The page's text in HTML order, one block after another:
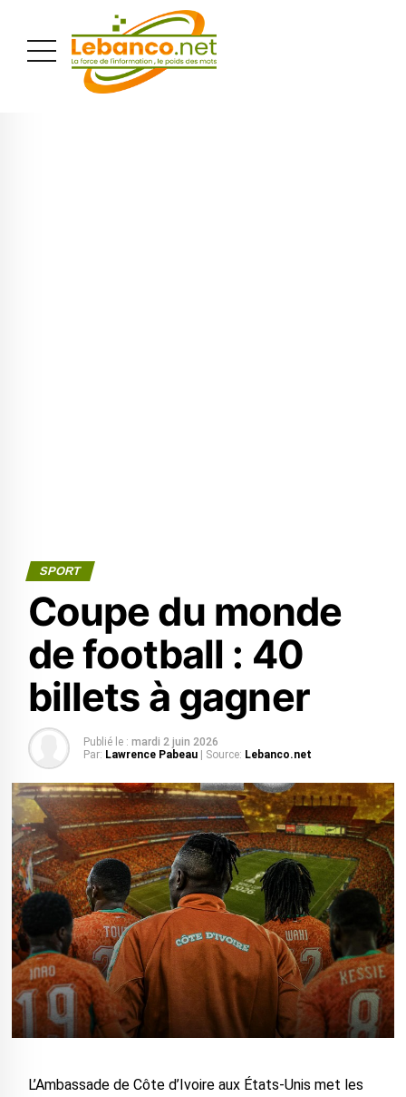
SPORT
Coupe du monde
de football : 40
billets à gagner
Publié le : mardi 2 juin 2026
Par: Lawrence Pabeau | Source: Lebanco.net
L’Ambassade de Côte d’Ivoire aux États-Unis met les